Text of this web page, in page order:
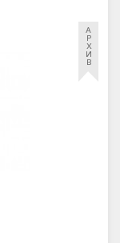
А
Р
Х
И
В